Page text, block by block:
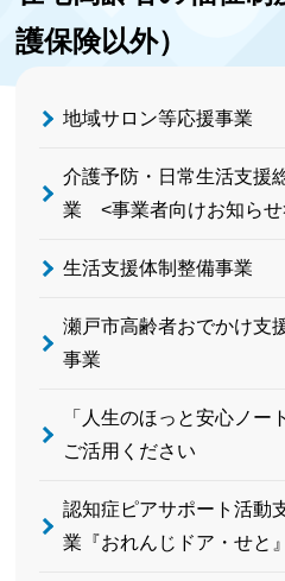
護保険以外）
地域サロン等応援事業
介護予防・日常生活支援
業 <事業者向けお知らせ
生活支援体制整備事業
瀬戸市高齢者おでかけ支
事業
「人生のほっと安心ノー
ご活用ください
認知症ピアサポート活動
業『おれんじドア・せと』